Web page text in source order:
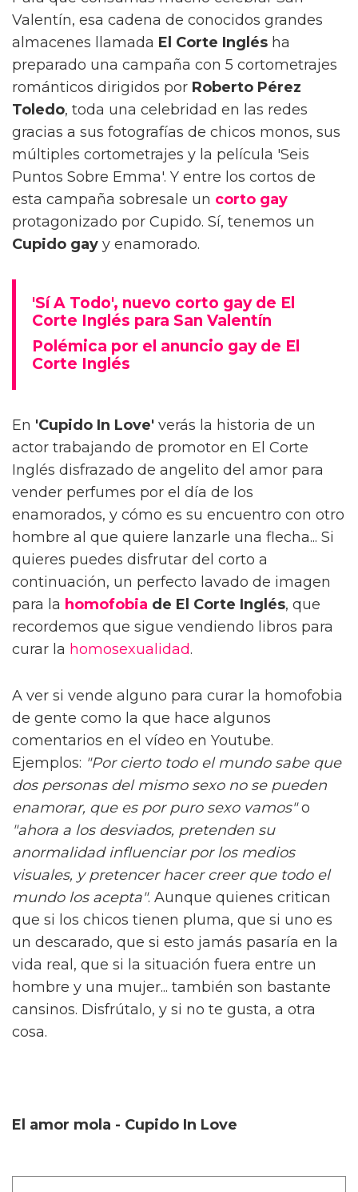
Valentín, esa cadena de conocidos grandes
almacenes llamada El Corte Inglés ha
preparado una campaña con 5 cortometrajes
románticos dirigidos por Roberto Pérez
Toledo, toda una celebridad en las redes
gracias a sus fotografías de chicos monos, sus
múltiples cortometrajes y la película 'Seis
Puntos Sobre Emma'. Y entre los cortos de
esta campaña sobresale un corto gay
protagonizado por Cupido. Sí, tenemos un
Cupido gay y enamorado.
'Sí A Todo', nuevo corto gay de El
Corte Inglés para San Valentín
Polémica por el anuncio gay de El
Corte Inglés
En 'Cupido In Love' verás la historia de un
actor trabajando de promotor en El Corte
Inglés disfrazado de angelito del amor para
vender perfumes por el día de los
enamorados, y cómo es su encuentro con otro
hombre al que quiere lanzarle una flecha... Si
quieres puedes disfrutar del corto a
continuación, un perfecto lavado de imagen
para la homofobia de El Corte Inglés, que
recordemos que sigue vendiendo libros para
curar la homosexualidad.
A ver si vende alguno para curar la homofobia
de gente como la que hace algunos
comentarios en el vídeo en Youtube.
Ejemplos: "Por cierto todo el mundo sabe que
dos personas del mismo sexo no se pueden
enamorar, que es por puro sexo vamos"o
"ahora a los desviados, pretenden su
anormalidad influenciar por los medios
visuales, y pretencer hacer creer que todo el
mundo los acepta". Aunque quienes critican
que si los chicos tienen pluma, que si uno es
un descarado, que si esto jamás pasaría en la
vida real, que si la situación fuera entre un
hombre y una mujer... también son bastante
cansinos. Disfrútalo, y si no te gusta, a otra
cosa.
El amor mola - Cupido In Love